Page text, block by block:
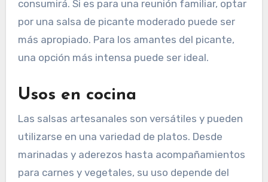
pungencia de los chiles, para entender mejor
salsa suave puede tener entre 0 y 1,000
unidades Scoville, mientras que una salsa muy
picante puede superar los 100,000.